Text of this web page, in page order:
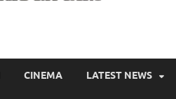
న్యూస్ తెలుగులో , తెలంగాణ లో తాజా
CINEMA LATEST NEWS